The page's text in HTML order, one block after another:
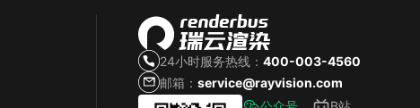
24小时服务热线：400-003-4560
邮箱：service@rayvision.com